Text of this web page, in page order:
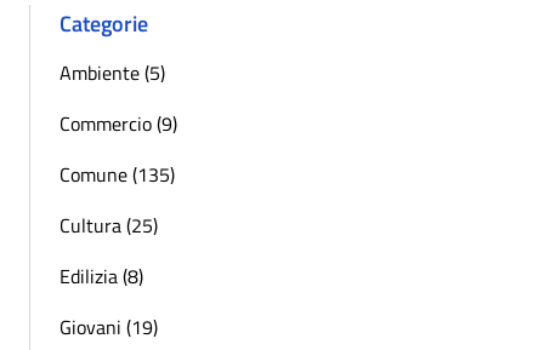
Categorie
Ambiente (5)
Commercio (9)
Comune (135)
Cultura (25)
Edilizia (8)
Giovani (19)